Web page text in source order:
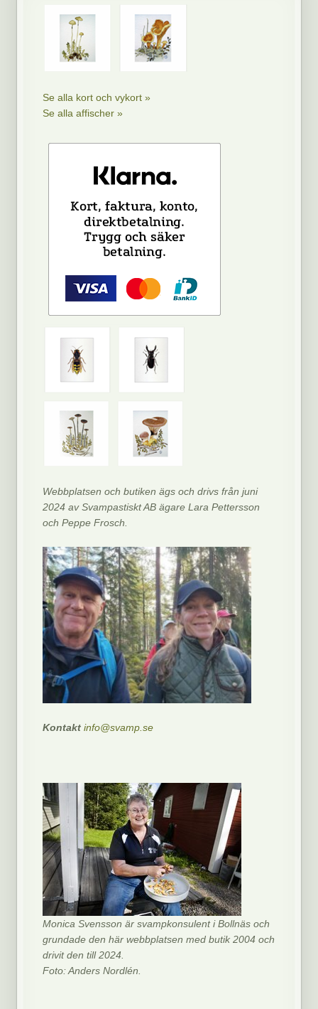
Se alla kort och vykort »
Se alla affischer »
Webbplatsen och butiken ägs och drivs från juni
2024 av Svampastiskt AB ägare Lara Pettersson
och Peppe Frosch.
Kontaktinfo@svamp.se
Monica Svensson är svampkonsulent i Bollnäs och
grundade den här webbplatsen med butik 2004 och
drivit den till 2024.
Foto: Anders Nordlén.